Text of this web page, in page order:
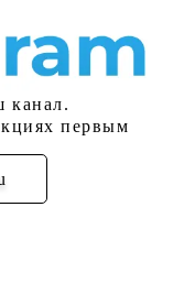
канал.
первым